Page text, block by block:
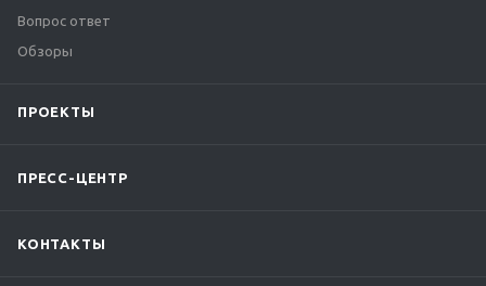
Вопрос ответ
Обзоры
ПРОЕКТЫ
ПРЕСС-ЦЕНТР
КОНТАКТЫ